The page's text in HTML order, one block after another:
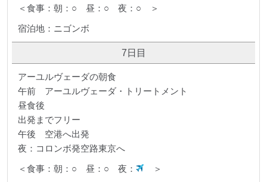
＜食事：朝：○ 昼：○ 夜：○ ＞
宿泊地：ニゴンボ
7日目
アーユルヴェーダの朝食
午前 アーユルヴェーダ・トリートメント
昼食後
出発までフリー
午後 空港へ出発
夜：コロンボ発空路東京へ
＜食事：朝：○ 昼：○ 夜：
＞